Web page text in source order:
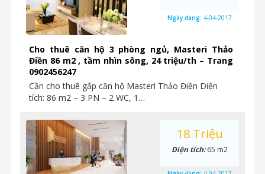
Cho thuê căn hộ 3 phòng ngủ, Masteri Thảo
Điền 86 m2 , tầm nhìn sông, 24 triệu/th – Trang
0902456247
Cần cho thuê gấp căn hộ Masteri Thảo Điền Diện
tích: 86 m2 – 3 PN – 2 WC, 1…
Ngày đăng: 4-04-2017
18 Triệu
Diện tích:65 m2